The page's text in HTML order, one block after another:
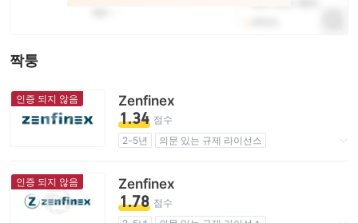
짝퉁
인증 되지 않음 Zenfinex
1.34 점수
2-5년
의문 있는 규제 라이선스
인증 되지 않음
Zenfinex
1.78 점수